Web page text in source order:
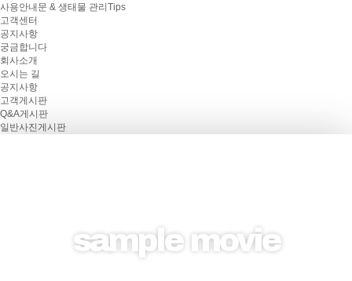
사용안내문 & 생태물 관리Tips
고객센터
공지사항
궁금합니다
회사소개
오시는 길
공지사항
고객게시판
Q&A게시판
일반사진게시판
sample movie